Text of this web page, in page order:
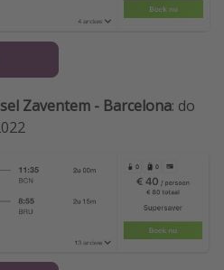
Zaventem - Barcelona: do